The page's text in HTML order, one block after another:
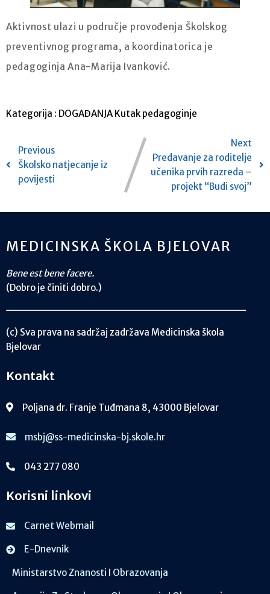
Aktivnost ulazi u područje provođenja Školskog
preventivnog programa, a koordinatorica je
pedagoginja Ana-Marija Ivanković.
Kategorija : DOGAĐANJA Kutak pedagoginje
Previous
Školsko natjecanje iz
povijesti
Next
Predavanje za roditelje
učenika prvih razreda –
projekt “Budi svoj”
MEDICINSKA ŠKOLA BJELOVAR
Bene est bene facere.
(Dobro je činiti dobro.)
(c) Sva prava na sadržaj zadržava Medicinska škola
Bjelovar
Kontakt
Poljana dr. Franje Tuđmana 8, 43000 Bjelovar
msbj@ss-medicinska-bj.skole.hr
043 277 080
Korisni linkovi
Carnet Webmail
E-Dnevnik
Ministarstvo Znanosti I Obrazovanja